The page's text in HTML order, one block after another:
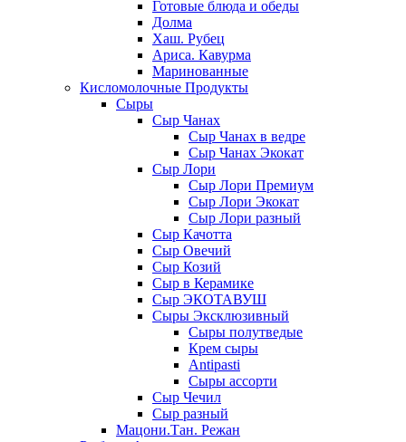
Готовые блюда и обеды
Долма
Хаш. Рубец
Ариса. Кавурма
Маринованные
Кисломолочные Продукты
Сыры
Сыр Чанах
Сыр Чанах в ведре
Сыр Чанах Экокат
Сыр Лори
Сыр Лори Премиум
Сыр Лори Экокат
Сыр Лори разный
Сыр Качотта
Сыр Овечий
Сыр Козий
Сыр в Керамике
Сыр ЭКОТАВУШ
Сыры Эксклюзивный
Сыры полутведые
Крем сыры
Antipasti
Сыры ассорти
Сыр Чечил
Сыр разный
Мацони.Тан. Режан